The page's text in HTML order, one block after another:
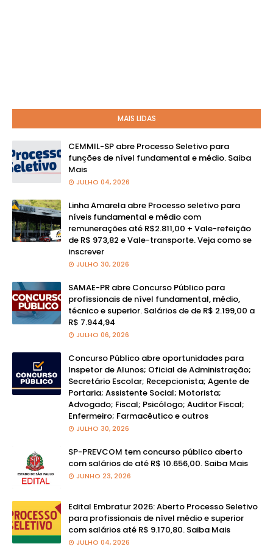
MAIS LIDAS
CEMMIL-SP abre Processo Seletivo para
funções de nível fundamental e médio. Saiba
Mais
JULHO 04, 2026
Linha Amarela abre Processo seletivo para
níveis fundamental e médio com
remunerações até R$2.811,00 + Vale-refeição
de R$ 973,82 e Vale-transporte. Veja como se
inscrever
JULHO 30, 2026
SAMAE-PR abre Concurso Público para
profissionais de nível fundamental, médio,
técnico e superior. Salários de de R$ 2.199,00 a
R$ 7.944,94
JULHO 06, 2026
Concurso Público abre oportunidades para
Inspetor de Alunos; Oficial de Administração;
Secretário Escolar; Recepcionista; Agente de
Portaria; Assistente Social; Motorista;
Advogado; Fiscal; Psicólogo; Auditor Fiscal;
Enfermeiro; Farmacêutico e outros
JULHO 30, 2026
SP-PREVCOM tem concurso público aberto
com salários de até R$ 10.656,00. Saiba Mais
JUNHO 23, 2026
Edital Embratur 2026: Aberto Processo Seletivo
para profissionais de nível médio e superior
com salários até R$ 9.170,80. Saiba Mais
JULHO 04, 2026